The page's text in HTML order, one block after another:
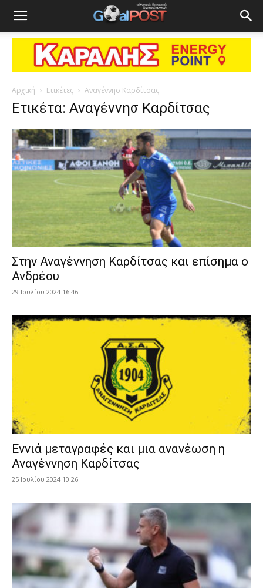
Αρχική Ετικέτες Αναγέννησ Καρδίτσας
Ετικέτα: Αναγέννησ Καρδίτσας
Στην Αναγέννηση Καρδίτσας και επίσημα ο
Ανδρέου
29 Ιουλίου 2024 16:46
Εννιά μεταγραφές και μια ανανέωση η
Αναγέννηση Καρδίτσας
25 Ιουλίου 2024 10:26